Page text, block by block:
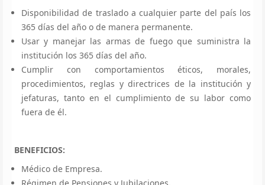
Disponibilidad de traslado a cualquier parte del país los
365 días del año o de manera permanente.
Usar y manejar las armas de fuego que suministra la
institución los 365 días del año.
Cumplir con comportamientos éticos, morales,
procedimientos, reglas y directrices de la institución y
jefaturas, tanto en el cumplimiento de su labor como
fuera de él.
BENEFICIOS:
Médico de Empresa.
Régimen de Pensiones y Jubilaciones.